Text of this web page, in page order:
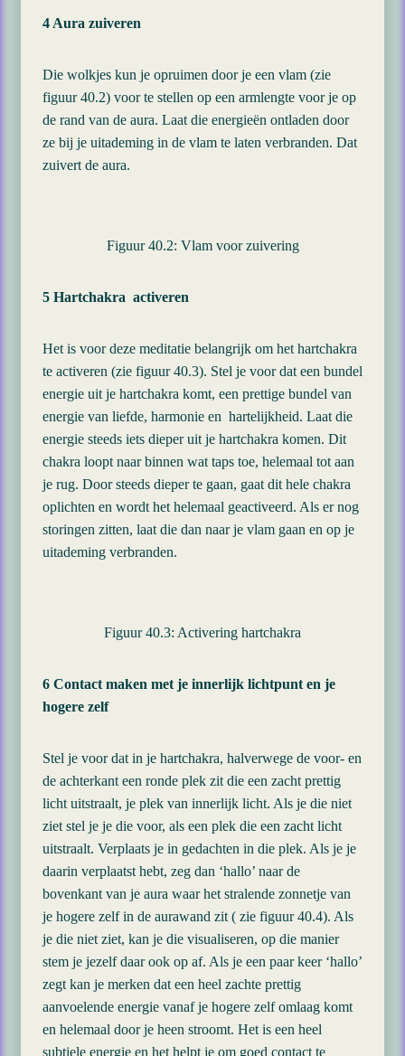
4 Aura zuiveren
Die wolkjes kun je opruimen door je een vlam (zie
figuur 40.2) voor te stellen op een armlengte voor je op
de rand van de aura. Laat die energieën ontladen door
ze bij je uitademing in de vlam te laten verbranden. Dat
zuivert de aura.
Figuur 40.2: Vlam voor zuivering
5 Hartchakra activeren
Het is voor deze meditatie belangrijk om het hartchakra
te activeren (zie figuur 40.3). Stel je voor dat een bundel
energie uit je hartchakra komt, een prettige bundel van
energie van liefde, harmonie en hartelijkheid. Laat die
energie steeds iets dieper uit je hartchakra komen. Dit
chakra loopt naar binnen wat taps toe, helemaal tot aan
je rug. Door steeds dieper te gaan, gaat dit hele chakra
oplichten en wordt het helemaal geactiveerd. Als er nog
storingen zitten, laat die dan naar je vlam gaan en op je
uitademing verbranden.
Figuur 40.3: Activering hartchakra
6 Contact maken met je innerlijk lichtpunt en je
hogere zelf
Stel je voor dat in je hartchakra, halverwege de voor- en
de achterkant een ronde plek zit die een zacht prettig
licht uitstraalt, je plek van innerlijk licht. Als je die niet
ziet stel je je die voor, als een plek die een zacht licht
uitstraalt. Verplaats je in gedachten in die plek. Als je je
daarin verplaatst hebt, zeg dan ‘hallo’ naar de
bovenkant van je aura waar het stralende zonnetje van
je hogere zelf in de aurawand zit ( zie figuur 40.4). Als
je die niet ziet, kan je die visualiseren, op die manier
stem je jezelf daar ook op af. Als je een paar keer ‘hallo’
zegt kan je merken dat een heel zachte prettig
aanvoelende energie vanaf je hogere zelf omlaag komt
en helemaal door je heen stroomt. Het is een heel
subtiele energie en het helpt je om goed contact te